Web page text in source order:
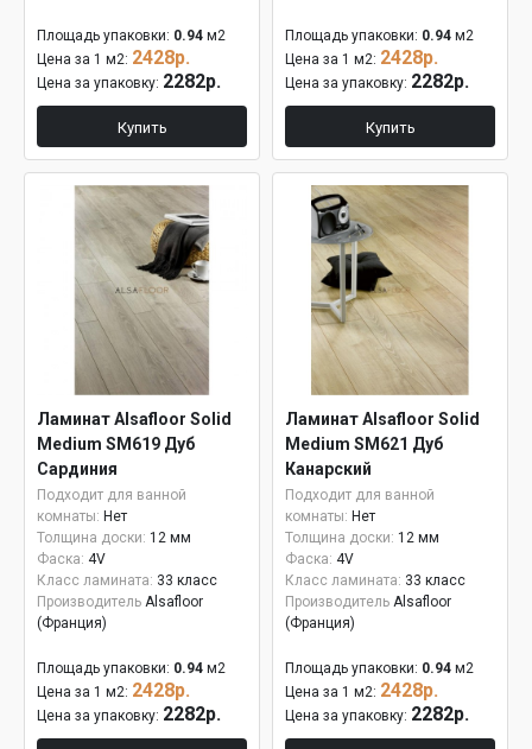
Площадь упаковки: 0.94 м2
Цена за 1 м2: 2428р.
Цена за упаковку: 2282р.
Купить
Площадь упаковки: 0.94 м2
Цена за 1 м2: 2428р.
Цена за упаковку: 2282р.
Купить
Ламинат Alsafloor Solid
Medium SM619 Дуб
Сардиния
Подходит для ванной
комнаты: Нет
Толщина доски: 12 мм
Фаска: 4V
Класс ламината: 33 класс
Производитель Alsafloor
(Франция)
Площадь упаковки: 0.94 м2
Цена за 1 м2: 2428р.
Цена за упаковку: 2282р.
Ламинат Alsafloor Solid
Medium SM621 Дуб
Канарский
Подходит для ванной
комнаты: Нет
Толщина доски: 12 мм
Фаска: 4V
Класс ламината: 33 класс
Производитель Alsafloor
(Франция)
Площадь упаковки: 0.94 м2
Цена за 1 м2: 2428р.
Цена за упаковку: 2282р.